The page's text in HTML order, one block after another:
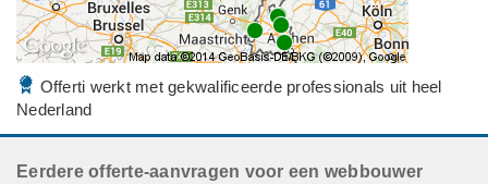
Offerti werkt met gekwalificeerde professionals uit heel
Nederland
Eerdere offerte-aanvragen voor een webbouwer